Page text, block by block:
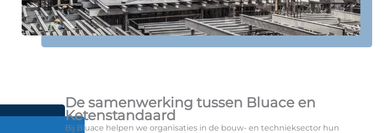
De samenwerking tussen Bluace en
Ketenstandaard
Bij Bluace helpen we organisaties in de bouw- en technieksector hun